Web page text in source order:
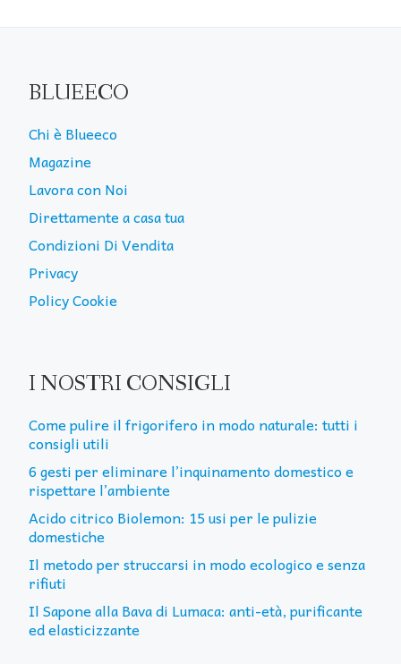
BLUEECO
Chi è Blueeco
Magazine
Lavora con Noi
Direttamente a casa tua
Condizioni Di Vendita
Privacy
Policy Cookie
I NOSTRI CONSIGLI
Come pulire il frigorifero in modo naturale: tutti i
consigli utili
6 gesti per eliminare l’inquinamento domestico e
rispettare l’ambiente
Acido citrico Biolemon: 15 usi per le pulizie
domestiche
Il metodo per struccarsi in modo ecologico e senza
rifiuti
Il Sapone alla Bava di Lumaca: anti-età, purificante
ed elasticizzante